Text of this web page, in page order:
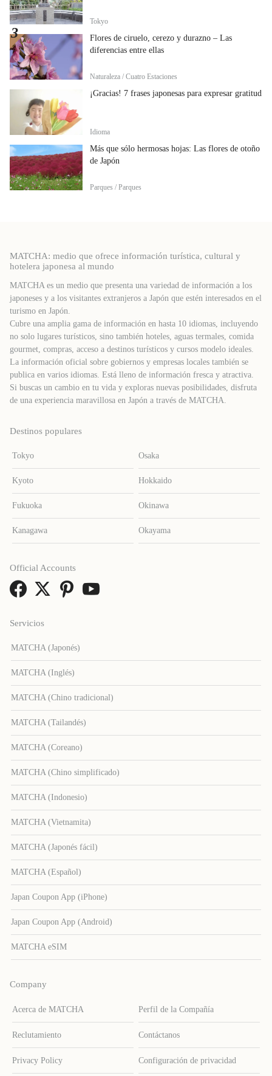
Tokyo
Flores de ciruelo, cerezo y durazno – Las
diferencias entre ellas
Naturaleza / Cuatro Estaciones
¡Gracias! 7 frases japonesas para expresar gratitud
Idioma
Más que sólo hermosas hojas: Las flores de otoño
de Japón
Parques / Parques
MATCHA: medio que ofrece información turística, cultural y
hotelera japonesa al mundo
MATCHA es un medio que presenta una variedad de información a los
japoneses y a los visitantes extranjeros a Japón que estén interesados ​​en el
turismo en Japón.
Cubre una amplia gama de información en hasta 10 idiomas, incluyendo
no solo lugares turísticos, sino también hoteles, aguas termales, comida
gourmet, compras, acceso a destinos turísticos y cursos modelo ideales.
La información oficial sobre gobiernos y empresas locales también se
publica en varios idiomas. Está lleno de información fresca y atractiva.
Si buscas un cambio en tu vida y exploras nuevas posibilidades, disfruta
de una experiencia maravillosa en Japón a través de MATCHA.
Destinos populares
Tokyo Osaka
Kyoto Hokkaido
Fukuoka Okinawa
Kanagawa Okayama
Servicios
MATCHA (Japonés)
MATCHA (Inglés)
MATCHA (Chino tradicional)
MATCHA (Tailandés)
MATCHA (Coreano)
MATCHA (Chino simplificado)
MATCHA (Indonesio)
MATCHA (Vietnamita)
MATCHA (Japonés fácil)
MATCHA (Español)
Japan Coupon App (iPhone)
Japan Coupon App (Android)
MATCHA eSIM
Company
Acerca de MATCHA Perfil de la Compañía
Reclutamiento Contáctanos
Privacy Policy Configuración de privacidad
Official Accounts